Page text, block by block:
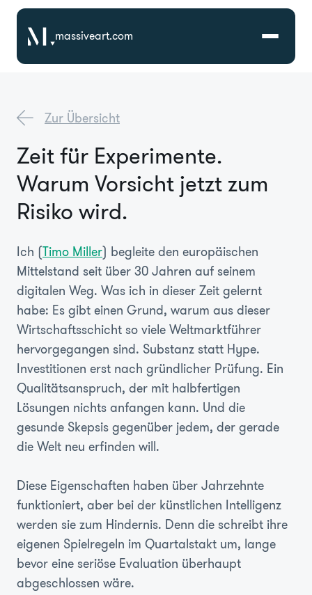
massiveart.com
Referenzen
Branchen
Karriere
Über Uns
Zur Übersicht
Zeit für Experimente.
Warum Vorsicht jetzt zum
Risiko wird.
Ich (Timo Miller) begleite den europäischen
Mittelstand seit über 30 Jahren auf seinem
digitalen Weg. Was ich in dieser Zeit gelernt
habe: Es gibt einen Grund, warum aus dieser
Wirtschaftsschicht so viele Weltmarktführer
hervorgegangen sind. Substanz statt Hype.
Investitionen erst nach gründlicher Prüfung. Ein
Qualitätsanspruch, der mit halbfertigen
Lösungen nichts anfangen kann. Und die
gesunde Skepsis gegenüber jedem, der gerade
die Welt neu erfinden will.
Diese Eigenschaften haben über Jahrzehnte
funktioniert, aber bei der künstlichen Intelligenz
werden sie zum Hindernis. Denn die schreibt ihre
eigenen Spielregeln im Quartalstakt um, lange
bevor eine seriöse Evaluation überhaupt
abgeschlossen wäre.